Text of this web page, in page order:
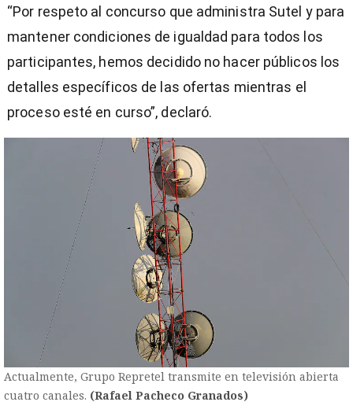
“Por respeto al concurso que administra Sutel y para
mantener condiciones de igualdad para todos los
participantes, hemos decidido no hacer públicos los
detalles específicos de las ofertas mientras el
proceso esté en curso”, declaró.
Actualmente, Grupo Repretel transmite en televisión abierta
cuatro canales. (Rafael Pacheco Granados)